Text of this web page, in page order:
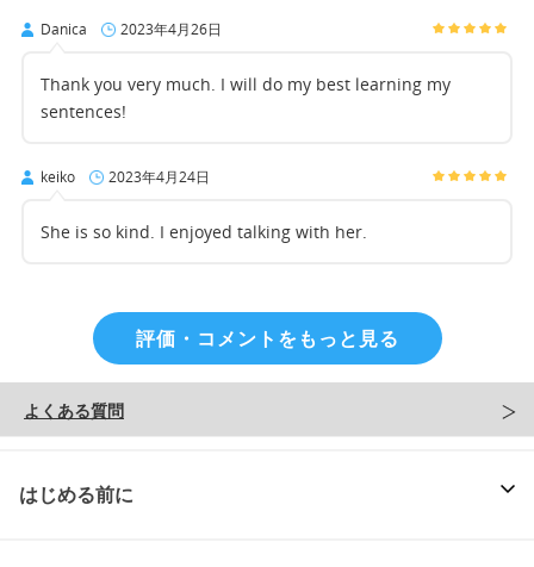
Danica 2023年4月26日
Thank you very much. I will do my best learning my
sentences!
keiko 2023年4月24日
She is so kind. I enjoyed talking with her.
評価・コメントをもっと見る
よくある質問
はじめる前に